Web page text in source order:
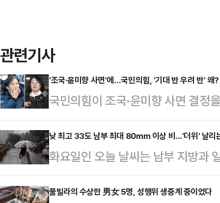
관련기사
'조국·윤미향 사면'에…국민의힘, '기대 반 우려 반' 왜?
국민의힘이 조국·윤미향 사면 결정
펼치고 있다. 국민 눈높이에 맞지
통령이 국론 분열을 초래했다는 이
이 대통령의 지지율이 떨어지는 등
감지된다. 하지만 유튜버 전한길 씨
우위를 점하기 어려울 것이란 우려
낮 최고 33도 남부 최대 80㎜ 이상 비...'더위' 날리
화요일인 오늘 날씨는 남부 지방과
어지겠다.기상청은 "정체전선의 영
원 중남부와 충청권에 비가 오는 곳
풀빌라의 수상한 男女 5명, 성행위 생중계 중이었다